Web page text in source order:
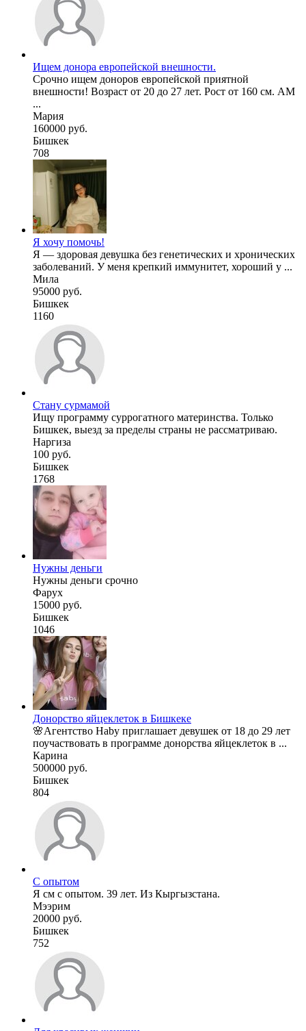
Ищем донора европейской внешности.
Срочно ищем доноров европейской приятной
внешности! Возраст от 20 до 27 лет. Рост от 160 см. АМ
...
Мария
160000 руб.
Бишкек
708
Я хочу помочь!
Я — здоровая девушка без генетических и хронических
заболеваний. У меня крепкий иммунитет, хороший у ...
Мила
95000 руб.
Бишкек
1160
Стану сурмамой
Ищу программу суррогатного материнства. Только
Бишкек, выезд за пределы страны не рассматриваю.
Наргиза
100 руб.
Бишкек
1768
Нужны деньги
Нужны деньги срочно
Фарух
15000 руб.
Бишкек
1046
Донорство яйцеклеток в Бишкеке
🌸Агентство Haby приглашает девушек от 18 до 29 лет
поучаствовать в программе донорства яйцеклеток в ...
Карина
500000 руб.
Бишкек
804
С опытом
Я см с опытом. 39 лет. Из Кыргызстана.
Мээрим
20000 руб.
Бишкек
752